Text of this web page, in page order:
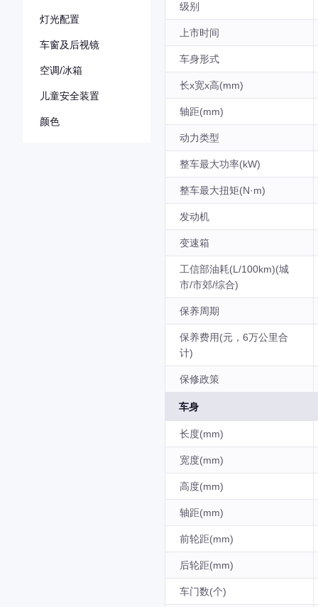
灯光配置
车窗及后视镜
空调/冰箱
儿童安全装置
颜色
级别
上市时间
车身形式
长x宽x高(mm)
轴距(mm)
动力类型
整车最大功率(kW)
整车最大扭矩(N·m)
发动机
变速箱
工信部油耗(L/100km)(城
市/市郊/综合)
保养周期
保养费用(元，6万公里合
计)
保修政策
车身
长度(mm)
宽度(mm)
高度(mm)
轴距(mm)
前轮距(mm)
后轮距(mm)
车门数(个)